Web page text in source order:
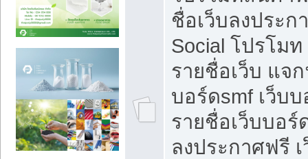
ชื่อเว็บลงประ
Social โปรโม
รายชื่อเว็บ แจ
บอร์ดsmf เว็บ
รายชื่อเว็บบอ
ลงประกาศฟรี